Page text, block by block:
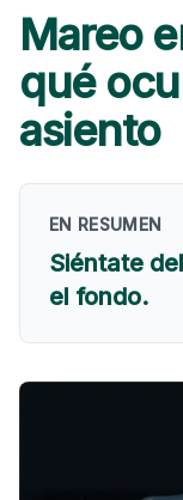
Mareo
qué
asiento
EN RESUMEN
Siéntate
el fondo.